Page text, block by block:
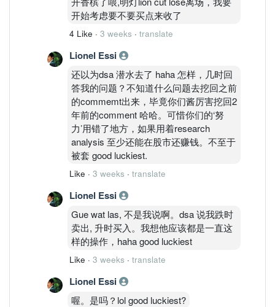
开始考虑要不要买点来收了
4 Like · 3 weeks · translate
Lionel Essi
还以为dsa 潜水去了 haha 怎样，几时回
答我的问题？不知道什么问题去挖回之前
的commemt出来，毕竟你们酱厉害挖回2
年前的comment 哈哈。可惜你们的‘努
力’用错了地方，如果用着research
analysis 至少还能在股市还赚钱。不至于
被套 good luckiest.
Like · 3 weeks · translate
Lionel Essi
Gue wat las, 不是我说啊。dsa 说我跌时
卖出, 升时买入。我想他应该都是一直这
样的操作，haha good luckiest
Like · 3 weeks · translate
Lionel Essi
喔。是吗？lol good luckiest?